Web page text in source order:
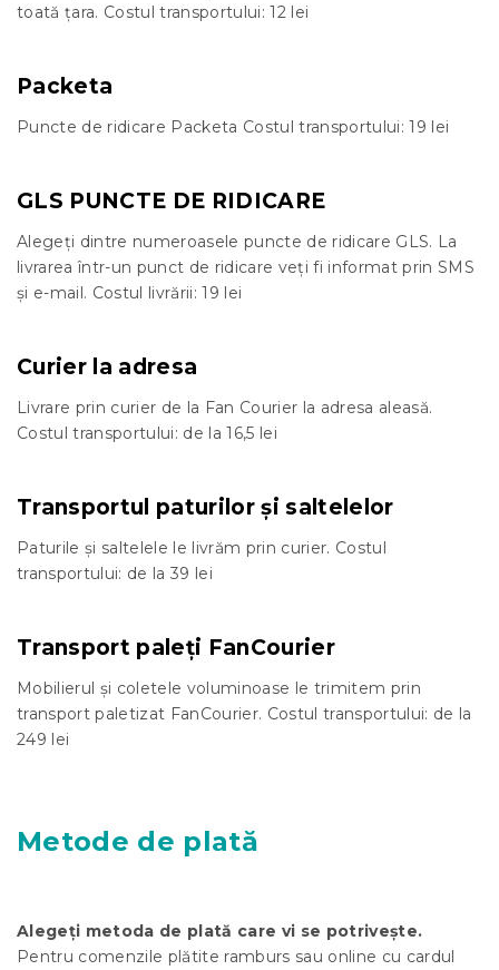
toată țara. Costul transportului: 12 lei
Packeta
Puncte de ridicare Packeta Costul transportului: 19 lei
GLS PUNCTE DE RIDICARE
Alegeți dintre numeroasele puncte de ridicare GLS. La
livrarea într-un punct de ridicare veți fi informat prin SMS
și e-mail. Costul livrării: 19 lei
Curier la adresa
Livrare prin curier de la Fan Courier la adresa aleasă.
Costul transportului: de la 16,5 lei
Transportul paturilor și saltelelor
Paturile și saltelele le livrăm prin curier. Costul
transportului: de la 39 lei
Transport paleți FanCourier
Mobilierul și coletele voluminoase le trimitem prin
transport paletizat FanCourier. Costul transportului: de la
249 lei
Metode de plată
Alegeți metoda de plată care vi se potrivește.
Pentru comenzile plătite ramburs sau online cu cardul